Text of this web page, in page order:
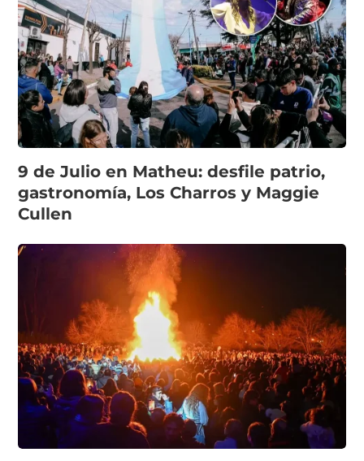
9 de Julio en Matheu: desfile patrio,
gastronomía, Los Charros y Maggie
Cullen